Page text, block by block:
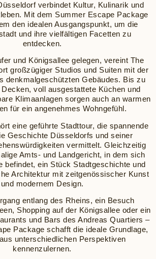
verbindet Kultur, Kulinarik und
Mit dem Summer Escape Package
den idealen Ausgangspunkt, um die
und ihre vielfältigen Facetten zu
entdecken.
und Königsallee gelegen, vereint The
großzügiger Studios und Suiten mit der
denkmalgeschützten Gebäudes. Bis zu
voll ausgestattete Küchen und
Klimaanlagen sorgen auch an warmen
für ein angenehmes Wohngefühl.
eine geführte Stadttour, die spannende
Geschichte Düsseldorfs und seiner
vermittelt. Gleichzeitig
Amts- und Landgericht, in dem sich
befindet, ein Stück Stadtgeschichte und
Architektur mit zeitgenössischer Kunst
und modernem Design.
entlang des Rheins, ein Besuch
Shopping auf der Königsallee oder ein
und Bars des Andreas Quartiers –
Package schafft die ideale Grundlage,
unterschiedlichen Perspektiven
kennenzulernen.